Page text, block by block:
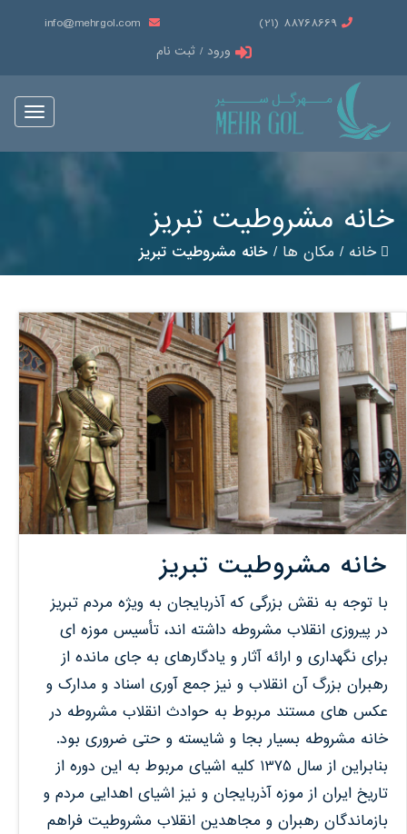
88768669 (21)
info@mehrgol.com
ورود / ثبت نام
Toggle
خانه مشروطیت تبریز
خانه/ مکان ها/ خانه مشروطیت تبریز
خانه مشروطیت تبریز
با توجه به نقش بزرگی که آذربایجان به ویژه مردم تبریز
در پیروزی انقلاب مشروطه داشته اند، تأسیس موزه ای
برای نگهداری و ارائه آثار و یادگارهای به جای مانده از
رهبران بزرگ آن انقلاب و نیز جمع آوری اسناد و مدارک و
عکس های مستند مربوط به حوادث انقلاب مشروطه در
خانه مشروطه بسیار بجا و شایسته و حتی ضروری بود.
بنابراین از سال 1375 کلیه اشیای مربوط به این دوره از
تاریخ ایران از موزه آذربایجان و نیز اشیای اهدایی مردم و
بازماندگان رهبران و مجاهدین انقلاب مشروطیت فراهم